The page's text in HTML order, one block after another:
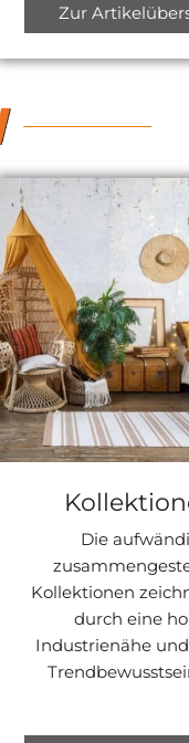
Zur
Die
Kollektionen
durch eine
Industrienähe